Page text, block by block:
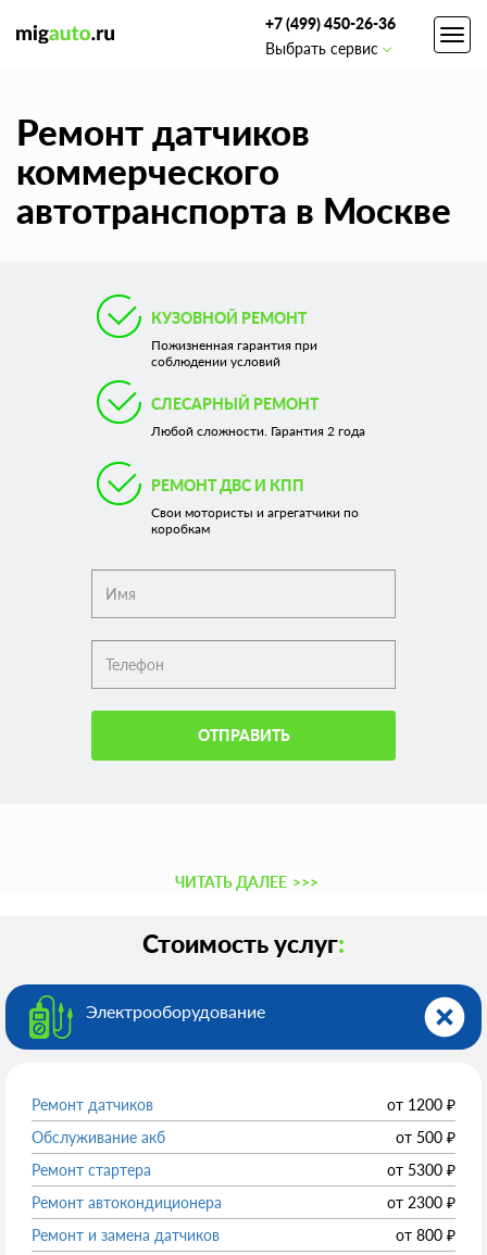
+7 (499) 450-26-36
Выбрать сервис
Ремонт датчиков
коммерческого
автотранспорта в Москве
КУЗОВНОЙ РЕМОНТ
Пожизненная гарантия при
соблюдении условий
СЛЕСАРНЫЙ РЕМОНТ
Любой сложности. Гарантия 2 года
РЕМОНТ ДВС И КПП
Свои мотористы и агрегатчики по
коробкам
ОТПРАВИТЬ
ЧИТАТЬ ДАЛЕЕ >>>
Стоимость услуг:
Электрооборудованиe
Ремонт датчиков от 1200 ₽
Обслуживание акб
от 500 ₽
Ремонт стартера
от 5300 ₽
Ремонт автокондиционера
от 2300 ₽
Ремонт и замена датчиков
от 800 ₽